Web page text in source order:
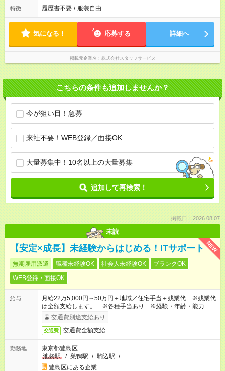
特徴 履歴書不要 / 服装自由
気になる！ 応募する 詳細へ
掲載元企業名 株式会社スタッフサービス
こちらの条件も追加しませんか？
今が狙い目！急募
来社不要！WEB登録／面接OK
大量募集中！10名以上の大量募集
追加して再検索！
掲載日：2026.08.07
未読
NEW
【安定×成長】未経験からはじめる！ITサポート
無期雇用派遣 職種未経験OK 社会人未経験OK
ブランクOK
WEB登録・面接OK
給与
月給22万5,000円～50万円＋地域／住宅手当＋残業代 ※残業代
は全額支給します。 ※各種手当あり ※経験・年齢・能力等を
考慮して加給・優遇します。
交通費別途支給あり
交通費 交通費全額支給
勤務地
東京都豊島区
池袋駅
/ 巣鴨駅 / 駒込駅 / …
豊島区にある企業